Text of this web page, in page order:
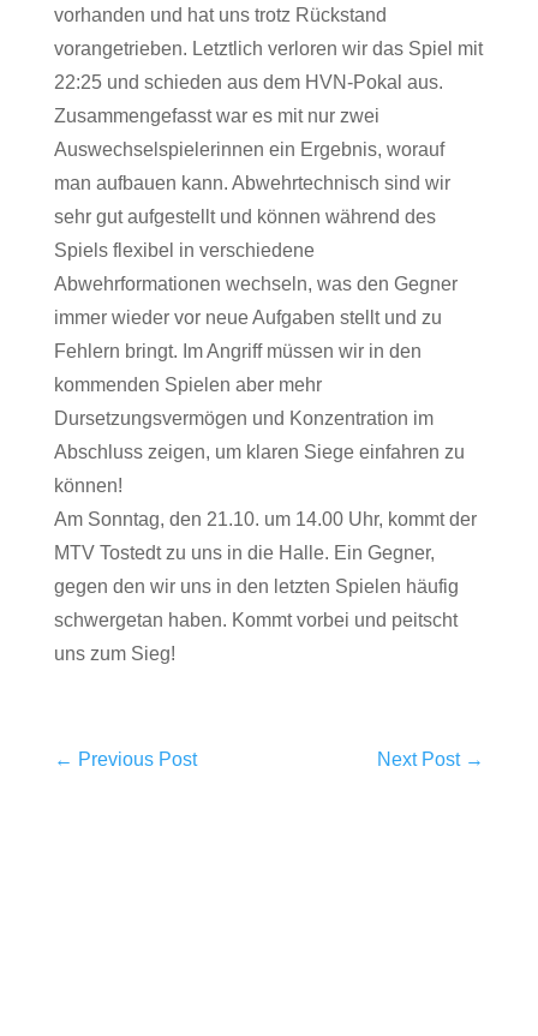
vorhanden und hat uns trotz Rückstand
vorangetrieben. Letztlich verloren wir das Spiel mit
22:25 und schieden aus dem HVN-Pokal aus.
Zusammengefasst war es mit nur zwei
Auswechselspielerinnen ein Ergebnis, worauf
man aufbauen kann. Abwehrtechnisch sind wir
sehr gut aufgestellt und können während des
Spiels flexibel in verschiedene
Abwehrformationen wechseln, was den Gegner
immer wieder vor neue Aufgaben stellt und zu
Fehlern bringt. Im Angriff müssen wir in den
kommenden Spielen aber mehr
Dursetzungsvermögen und Konzentration im
Abschluss zeigen, um klaren Siege einfahren zu
können!
Am Sonntag, den 21.10. um 14.00 Uhr, kommt der
MTV Tostedt zu uns in die Halle. Ein Gegner,
gegen den wir uns in den letzten Spielen häufig
schwergetan haben. Kommt vorbei und peitscht
uns zum Sieg!
← Previous Post Next Post→